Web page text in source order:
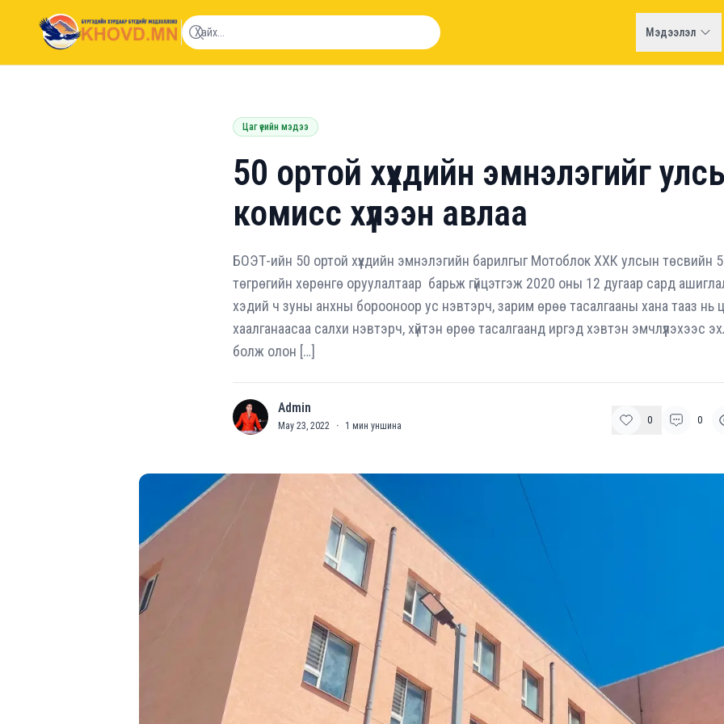
khovd.mn
Мэдээлэл
Цаг үеийн мэдээ
50 ортой хүүхдийн эмнэлэгийг
комисс хүлээн авлаа
БОЭТ-ийн 50 ортой хүүхдийн эмнэлэгийн барилгыг Мотоблок ХХК улсын төсвийн
төгрөгийн хөрөнгө оруулалтаар барьж гүйцэтгэж 2020 оны 12 дугаар сард
хэдий ч зуны анхны борооноор ус нэвтэрч, зарим өрөө тасалгааны хана тааз нь
хаалганаасаа салхи нэвтэрч, хүйтэн өрөө тасалгаанд иргэд хэвтэн эмчлүүлэхээс
болж олон […]
A Admin
May 23, 2022 · 1 мин уншина 0 0